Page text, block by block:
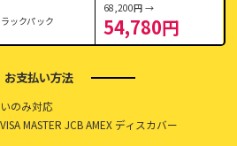
ックパック
68,200円 →
54,780円
お支払い方法
のみ対応
MASTER JCB AMEX ディスカバー